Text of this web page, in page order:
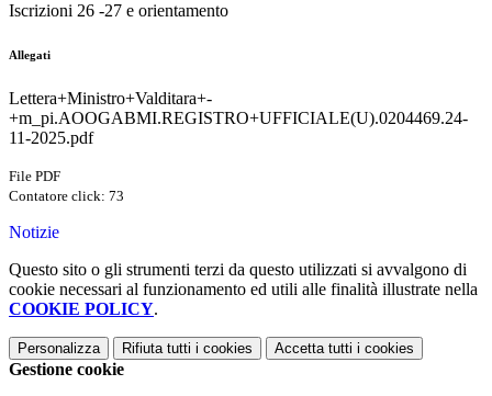
Iscrizioni 26 -27 e orientamento
Allegati
Lettera+Ministro+Valditara+-
+m_pi.AOOGABMI.REGISTRO+UFFICIALE(U).0204469.24-
11-2025.pdf
File PDF
Contatore click: 73
Notizie
Questo sito o gli strumenti terzi da questo utilizzati si avvalgono di
cookie necessari al funzionamento ed utili alle finalità illustrate nella
COOKIE POLICY.
Personalizza Rifiuta tutti i cookies Accetta tutti i cookies
Gestione cookie